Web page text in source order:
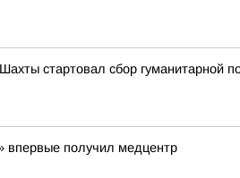
стартовал сбор гуманитарной
впервые получил медцентр